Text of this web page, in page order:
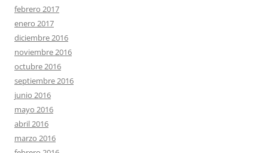
febrero 2017
enero 2017
diciembre 2016
noviembre 2016
octubre 2016
septiembre 2016
junio 2016
mayo 2016
abril 2016
marzo 2016